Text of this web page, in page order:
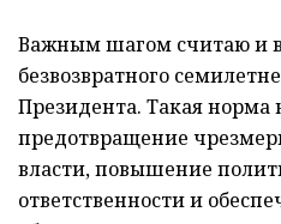
Важным шагом считаю и
безвозвратного
Президента. Такая норма
предотвращение
власти, повышение
ответственности и